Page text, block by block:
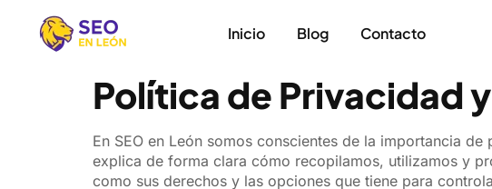
Inicio Blog Contacto
Política de Privacidad
En SEO en León somos conscientes de la importancia
explica de forma clara cómo recopilamos, utilizamos y
como sus derechos y las opciones que tiene para